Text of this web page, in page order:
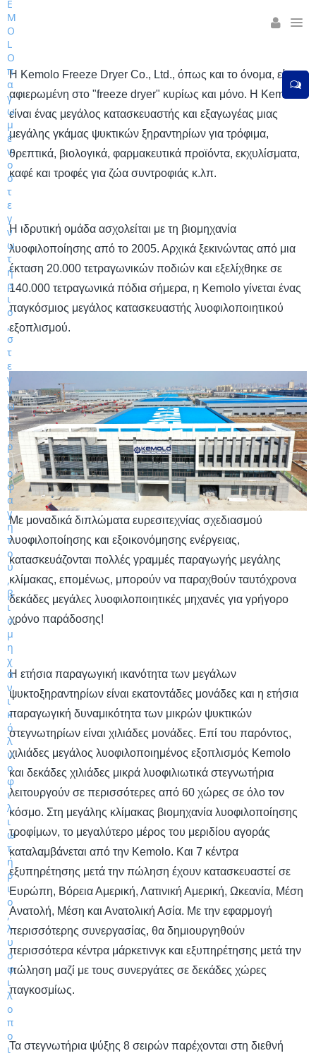
Η Kemolo Freeze Dryer Co., Ltd., όπως και το όνομα, είναι
αφιερωμένη στο "freeze dryer" κυρίως και μόνο. Η Kemolo
είναι ένας μεγάλος κατασκευαστής και εξαγωγέας μιας
μεγάλης γκάμας ψυκτικών ξηραντηρίων για τρόφιμα,
θρεπτικά, βιολογικά, φαρμακευτικά προϊόντα, εκχυλίσματα,
καφέ και τροφές για ζώα συντροφιάς κ.λπ.
Η ιδρυτική ομάδα ασχολείται με τη βιομηχανία
λυοφιλοποίησης από το 2005. Αρχικά ξεκινώντας από μια
έκταση 20.000 τετραγωνικών ποδιών και εξελίχθηκε σε
140.000 τετραγωνικά πόδια σήμερα, η Kemolo γίνεται ένας
παγκόσμιος μεγάλος κατασκευαστής λυοφιλοποιητικού
εξοπλισμού.
Με μοναδικά διπλώματα ευρεσιτεχνίας σχεδιασμού
λυοφιλοποίησης και εξοικονόμησης ενέργειας,
κατασκευάζονται πολλές γραμμές παραγωγής μεγάλης
κλίμακας, επομένως, μπορούν να παραχθούν ταυτόχρονα
δεκάδες μεγάλες λυοφιλοποιητικές μηχανές για γρήγορο
χρόνο παράδοσης!
Η ετήσια παραγωγική ικανότητα των μεγάλων
ψυκτοξηραντηρίων είναι εκατοντάδες μονάδες και η ετήσια
παραγωγική δυναμικότητα των μικρών ψυκτικών
στεγνωτηρίων είναι χιλιάδες μονάδες. Επί του παρόντος,
χιλιάδες μεγάλος λυοφιλοποιημένος εξοπλισμός Kemolo
και δεκάδες χιλιάδες μικρά λυοφιλιωτικά στεγνωτήρια
λειτουργούν σε περισσότερες από 60 χώρες σε όλο τον
κόσμο. Στη μεγάλης κλίμακας βιομηχανία λυοφιλοποίησης
τροφίμων, το μεγαλύτερο μέρος του μεριδίου αγοράς
καταλαμβάνεται από την Kemolo. Και 7 κέντρα
εξυπηρέτησης μετά την πώληση έχουν κατασκευαστεί σε
Ευρώπη, Βόρεια Αμερική, Λατινική Αμερική, Ωκεανία, Μέση
Ανατολή, Μέση και Ανατολική Ασία. Με την εφαρμογή
περισσότερης συνεργασίας, θα δημιουργηθούν
περισσότερα κέντρα μάρκετινγκ και εξυπηρέτησης μετά την
πώληση μαζί με τους συνεργάτες σε δεκάδες χώρες
παγκοσμίως.
Τα στεγνωτήρια ψύξης 8 σειρών παρέχονται στη διεθνή